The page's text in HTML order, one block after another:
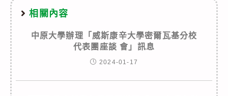
相關內容
中原大學辦理「威斯康辛大學密爾瓦基分校
代表團座談 會」訊息
2024-01-17